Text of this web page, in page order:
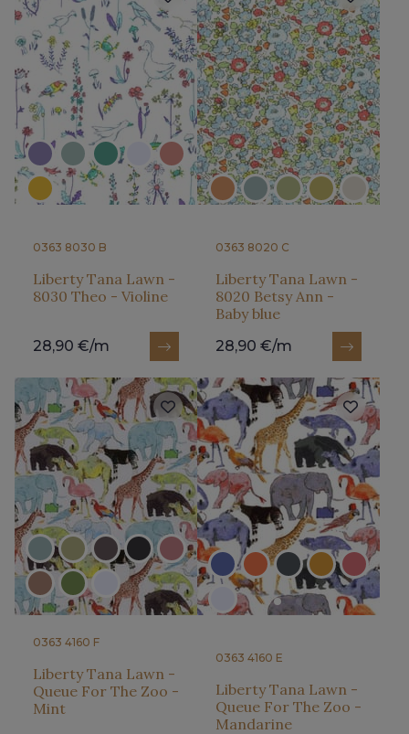
0363 8030 B
Liberty Tana Lawn -
8030 Theo - Violine
28,90 €/m
0363 8020 C
Liberty Tana Lawn -
8020 Betsy Ann -
Baby blue
28,90 €/m
0363 4160 F
Liberty Tana Lawn -
Queue For The Zoo -
Mint
0363 4160 E
Liberty Tana Lawn -
Queue For The Zoo -
Mandarine